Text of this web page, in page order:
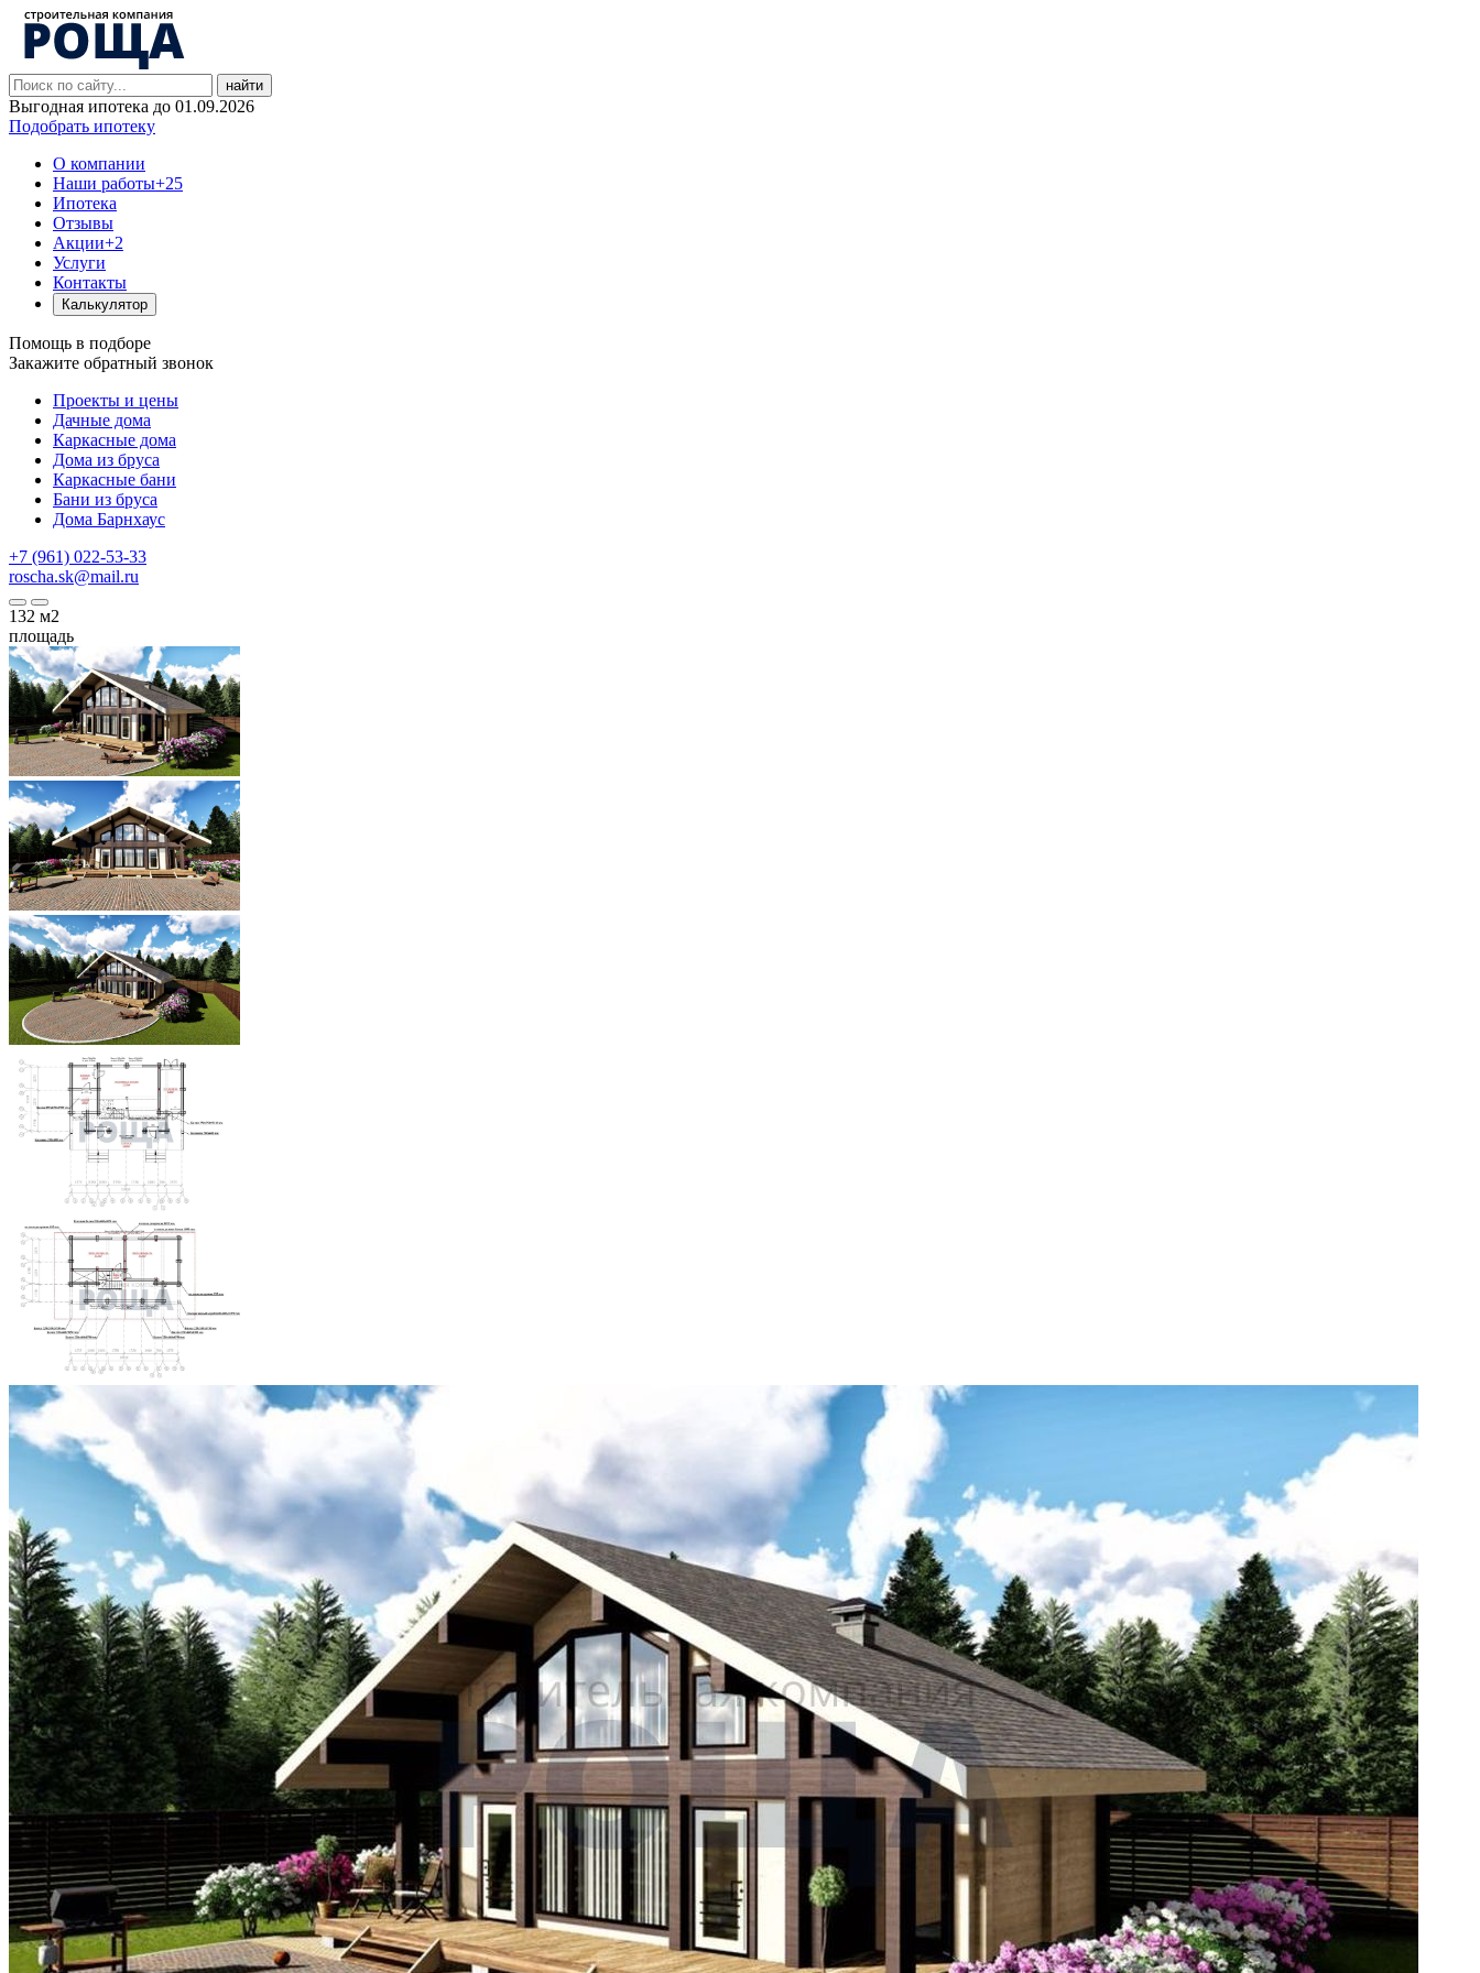
найти
Выгодная ипотека до 01.09.2026
Подобрать ипотеку
О компании
Наши работы+25
Ипотека
Отзывы
Акции+2
Услуги
Контакты
Калькулятор
Помощь в подборе
Закажите обратный звонок
Проекты и цены
Дачные дома
Каркасные дома
Дома из бруса
Каркасные бани
Бани из бруса
Дома Барнхаус
+7 (961) 022-53-33
roscha.sk@mail.ru
132 м2
площадь